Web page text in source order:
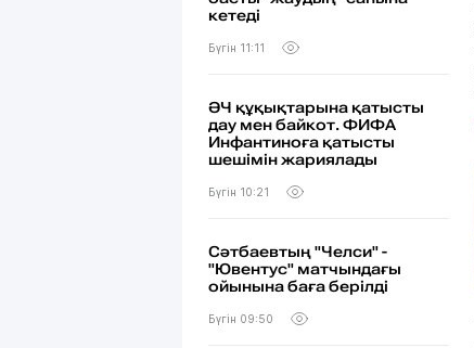
кетеді
Бүгін 11:11
ӘЧ құқықтарына қатысты
дау мен байкот. ФИФА
Инфантиноға қатысты
шешімін жариялады
Бүгін 10:21
Сәтбаевтың "Челси" -
"Ювентус" матчындағы
ойынына баға берілді
Бүгін 09:50